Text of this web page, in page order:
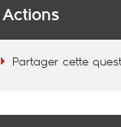
Actions
Partager cette